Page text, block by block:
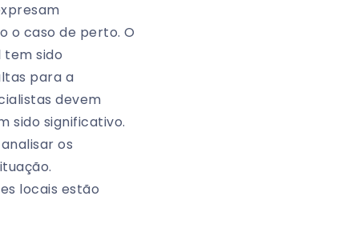
o caso de perto. O
sido
para a
devem
sido significativo.
os
locais estão